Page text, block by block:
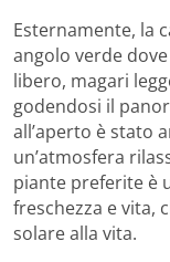
Esternamente, la
angolo verde
libero, magari
godendosi il
all’aperto è stato
un’atmosfera
piante preferite è
freschezza e vita,
solare alla vita.